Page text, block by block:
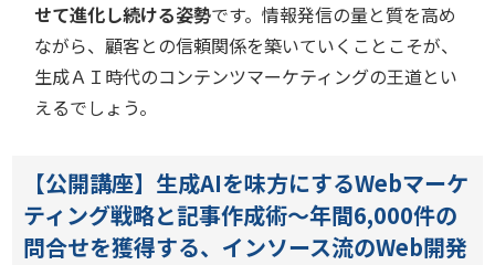
せて進化し続ける姿勢です。情報発信の量と質を高め
ながら、顧客との信頼関係を築いていくことこそが、
生成ＡＩ時代のコンテンツマーケティングの王道とい
えるでしょう。
【公開講座】生成AIを味方にするWebマーケ
ティング戦略と記事作成術～年間6,000件の
問合せを獲得する、インソース流のWeb開発